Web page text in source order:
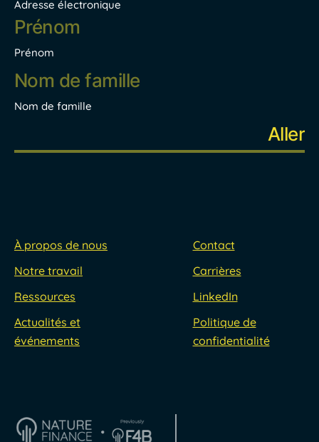
Adresse électronique
Nom
Prénom
Nom de famille
À propos de nous
Notre travail
Ressources
Actualités et
événements
Contact
Carrières
LinkedIn
Politique de
confidentialité